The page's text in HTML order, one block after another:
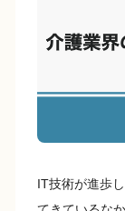
IT技術が進歩